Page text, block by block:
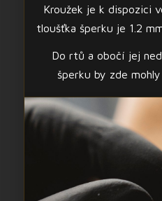
Kroužek je k dispozici
tloušťka šperku je 1.2
Do rtů a obočí jej
šperku by zde